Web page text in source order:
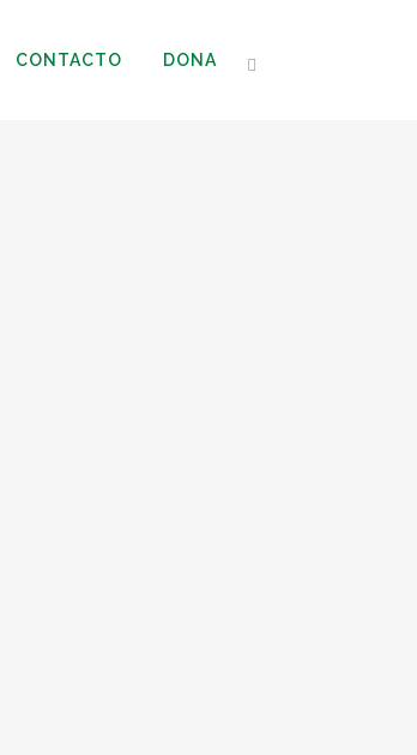
CONTACTO DONA